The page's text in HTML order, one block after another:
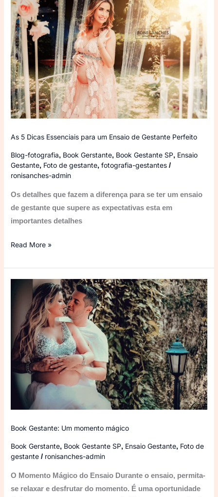
As 5 Dicas Essenciais para um Ensaio de Gestante Perfeito
Blog-fotografia, Book Gerstante, Book Gestante SP, Ensaio
Gestante, Foto de gestante,fotografia-gestantes /
ronisanches-admin
Os detalhes que fazem a diferença para se ter um ensaio
de gestante que supere as expectativas esta em
importantes detalhes
5
Dicas
Essenciais
para
um
Ensaio
de
Gestante
Perfeito
Read More »
Book Gestante: Um momento mágico
Book Gerstante, Book Gestante SP, Ensaio Gestante, Foto de
gestante / ronisanches-admin
O Momento Mágico do Ensaio Durante o ensaio, permita-
se relaxar e desfrutar do momento. É uma oportunidade
Gestante:
momento
mágico